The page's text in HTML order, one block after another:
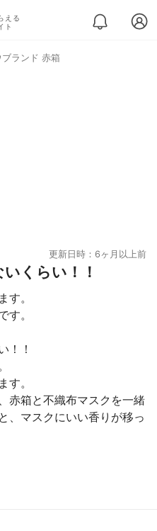
える
ト
ブランド 赤箱
更新日時：6ヶ月以上前
くらい！！
す。
す。
！！
す。
赤箱と不織布マスクを一緒
、マスクにいい香りが移っ